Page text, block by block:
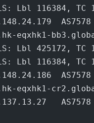
Lbl 116384, TC
eqxhk1-
Lbl 425172, TC
Lbl 116384, TC
eqxhk1-
AS7578